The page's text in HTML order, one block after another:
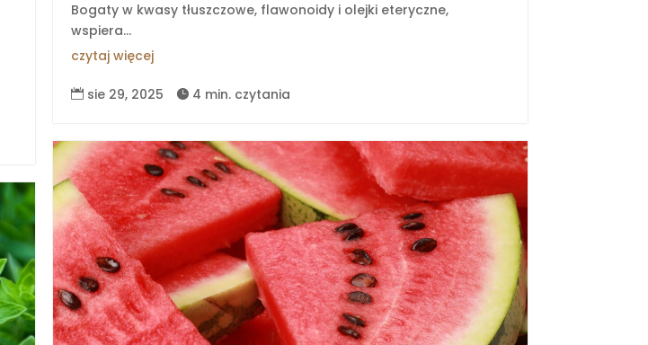
Bogaty w kwasy tłuszczowe, flawonoidy i olejki eteryczne,
wspiera...
czytaj więcej
 sie 29, 2025  4 min. czytania